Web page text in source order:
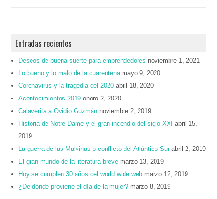
Entradas recientes
Deseos de buena suerte para emprendedores noviembre 1, 2021
Lo bueno y lo malo de la cuarentena mayo 9, 2020
Coronavirus y la tragedia del 2020 abril 18, 2020
Acontecimientos 2019 enero 2, 2020
Calaverita a Ovidio Guzmán noviembre 2, 2019
Historia de Notre Dame y el gran incendio del siglo XXI
abril 15,
2019
La guerra de las Malvinas o conflicto del Atlántico Sur abril 2, 2019
El gran mundo de la literatura breve marzo 13, 2019
Hoy se cumplen 30 años del world wide web marzo 12, 2019
¿De dónde proviene el día de la mujer? marzo 8, 2019